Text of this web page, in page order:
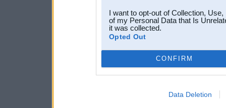
I want to opt-out of Collection,
of my Personal Data that Is
it was collected.
Opted Out
CONFIRM
Data Deletion